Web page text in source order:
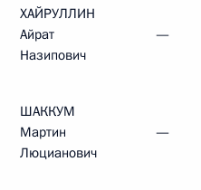
ХАЙРУЛЛИН
Айрат
Назипович
—
ШАККУМ
Мартин
Люцианович
—